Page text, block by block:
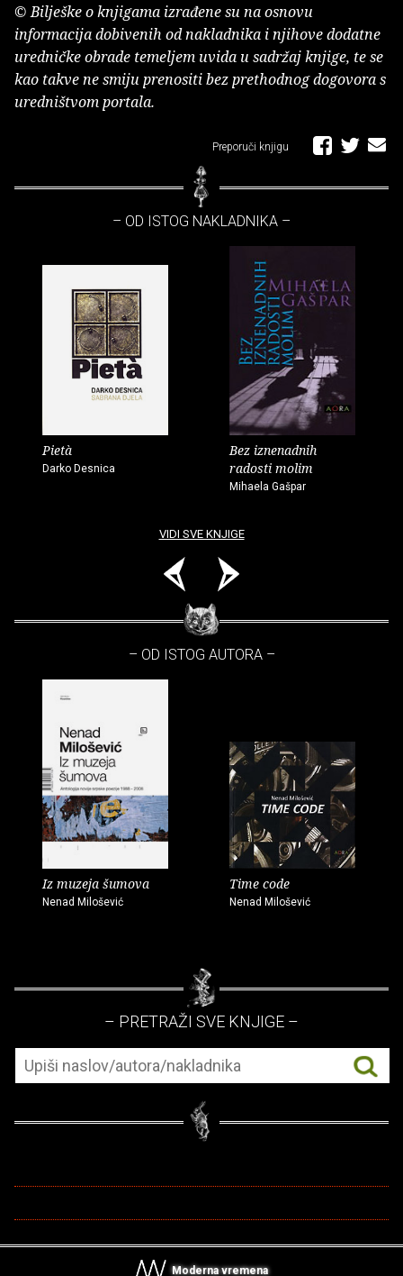
© Bilješke o knjigama izrađene su na osnovu
informacija dobivenih od nakladnika i njihove dodatne
uredničke obrade temeljem uvida u sadržaj knjige, te se
kao takve ne smiju prenositi bez prethodnog dogovora s
uredništvom portala.
Preporuči knjigu
– OD ISTOG NAKLADNIKA –
Pietà
Darko Desnica
Bez iznenadnih
radosti molim
Mihaela Gašpar
VIDI SVE KNJIGE
– OD ISTOG AUTORA –
Iz muzeja šumova
Nenad Milošević
Time code
Nenad Milošević
– PRETRAŽI SVE KNJIGE –
Moderna vremena